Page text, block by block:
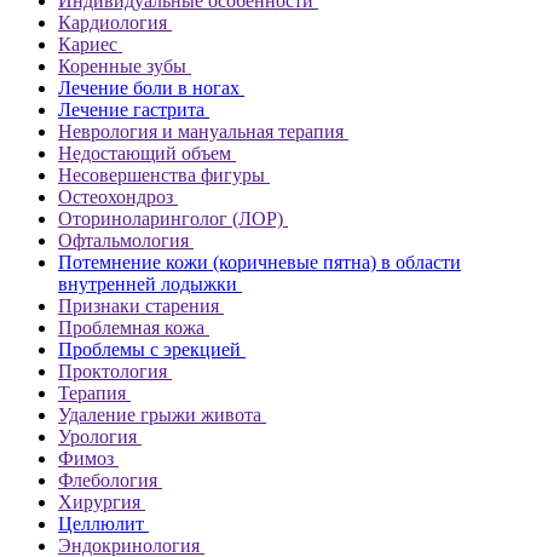
Кардиология
Кариес
Коренные зубы
Лечение боли в ногах
Лечение гастрита
Неврология и мануальная терапия
Недостающий объем
Несовершенства фигуры
Остеохондроз
Оториноларинголог (ЛОР)
Офтальмология
Потемнение кожи (коричневые пятна) в области
внутренней лодыжки
Признаки старения
Проблемная кожа
Проблемы с эрекцией
Проктология
Терапия
Удаление грыжи живота
Урология
Фимоз
Флебология
Хирургия
Целлюлит
Эндокринология